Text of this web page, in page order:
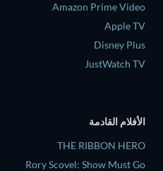
Amazon Prime Video
Apple TV
Disney Plus
JustWatch TV
الأفلام القادمة
THE RIBBON HERO
Rory Scovel: Show Must Go